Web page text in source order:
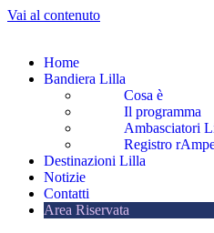
Vai al contenuto
Home
Bandiera Lilla
Cosa è
Il programma
Ambasciatori
Registro
Destinazioni Lilla
Notizie
Contatti
Area Riservata